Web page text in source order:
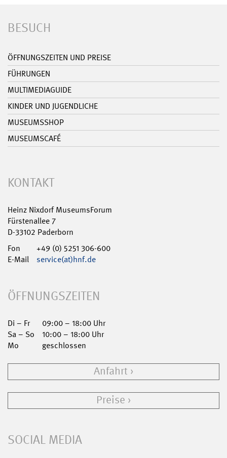
BESUCH
ÖFFNUNGSZEITEN UND PREISE
FÜHRUNGEN
MULTIMEDIAGUIDE
KINDER UND JUGENDLICHE
MUSEUMSSHOP
MUSEUMSCAFÉ
KONTAKT
Heinz Nixdorf MuseumsForum
Fürstenallee 7
D-33102 Paderborn
Fon
+49 (0) 5251 306-600
E-Mail
service(at)hnf.de
ÖFFNUNGSZEITEN
Di – Fr
09:00 – 18:00 Uhr
Sa – So
10:00 – 18:00 Uhr
Mo
geschlossen
Anfahrt
Preise
SOCIAL MEDIA